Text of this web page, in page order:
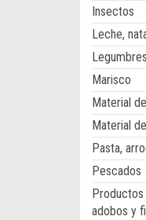
Insectos
Leche,
Legumbres
Marisco
Material
Material
Pasta,
Pescados
Productos
adobos y